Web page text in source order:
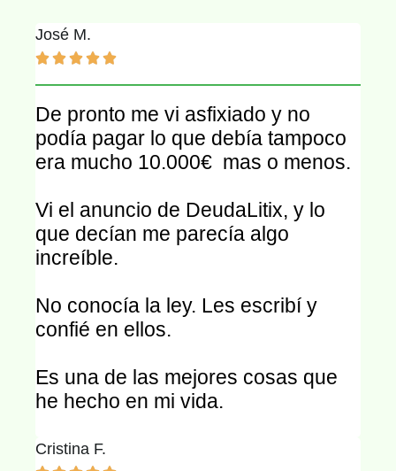
José M.

De pronto me vi asfixiado y no
podía pagar lo que debía tampoco
era mucho 10.000€ mas o menos.
Vi el anuncio de DeudaLitix, y lo
que decían me parecía algo
increíble.
No conocía la ley. Les escribí y
confié en ellos.
Es una de las mejores cosas que
he hecho en mi vida.
Cristina F.